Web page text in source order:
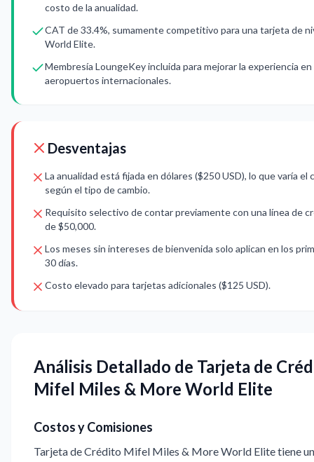
costo de la anualidad.
CAT de 33.4%, sumamente competitivo para una tarjeta de
World Elite.
Membresía LoungeKey incluida para mejorar la experiencia en
aeropuertos internacionales.
Desventajas
La anualidad está fijada en dólares ($250 USD), lo que varía el
según el tipo de cambio.
Requisito selectivo de contar previamente con una línea de
de $50,000.
Los meses sin intereses de bienvenida solo aplican en los
30 días.
Costo elevado para tarjetas adicionales ($125 USD).
Análisis Detallado de Tarjeta de
Mifel Miles & More World Elite
Costos y Comisiones
Tarjeta de Crédito Mifel Miles & More World Elite tiene